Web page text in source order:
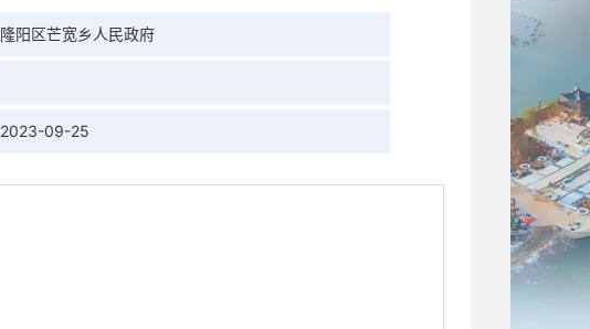
隆阳区芒宽乡人民政府
2023-09-25